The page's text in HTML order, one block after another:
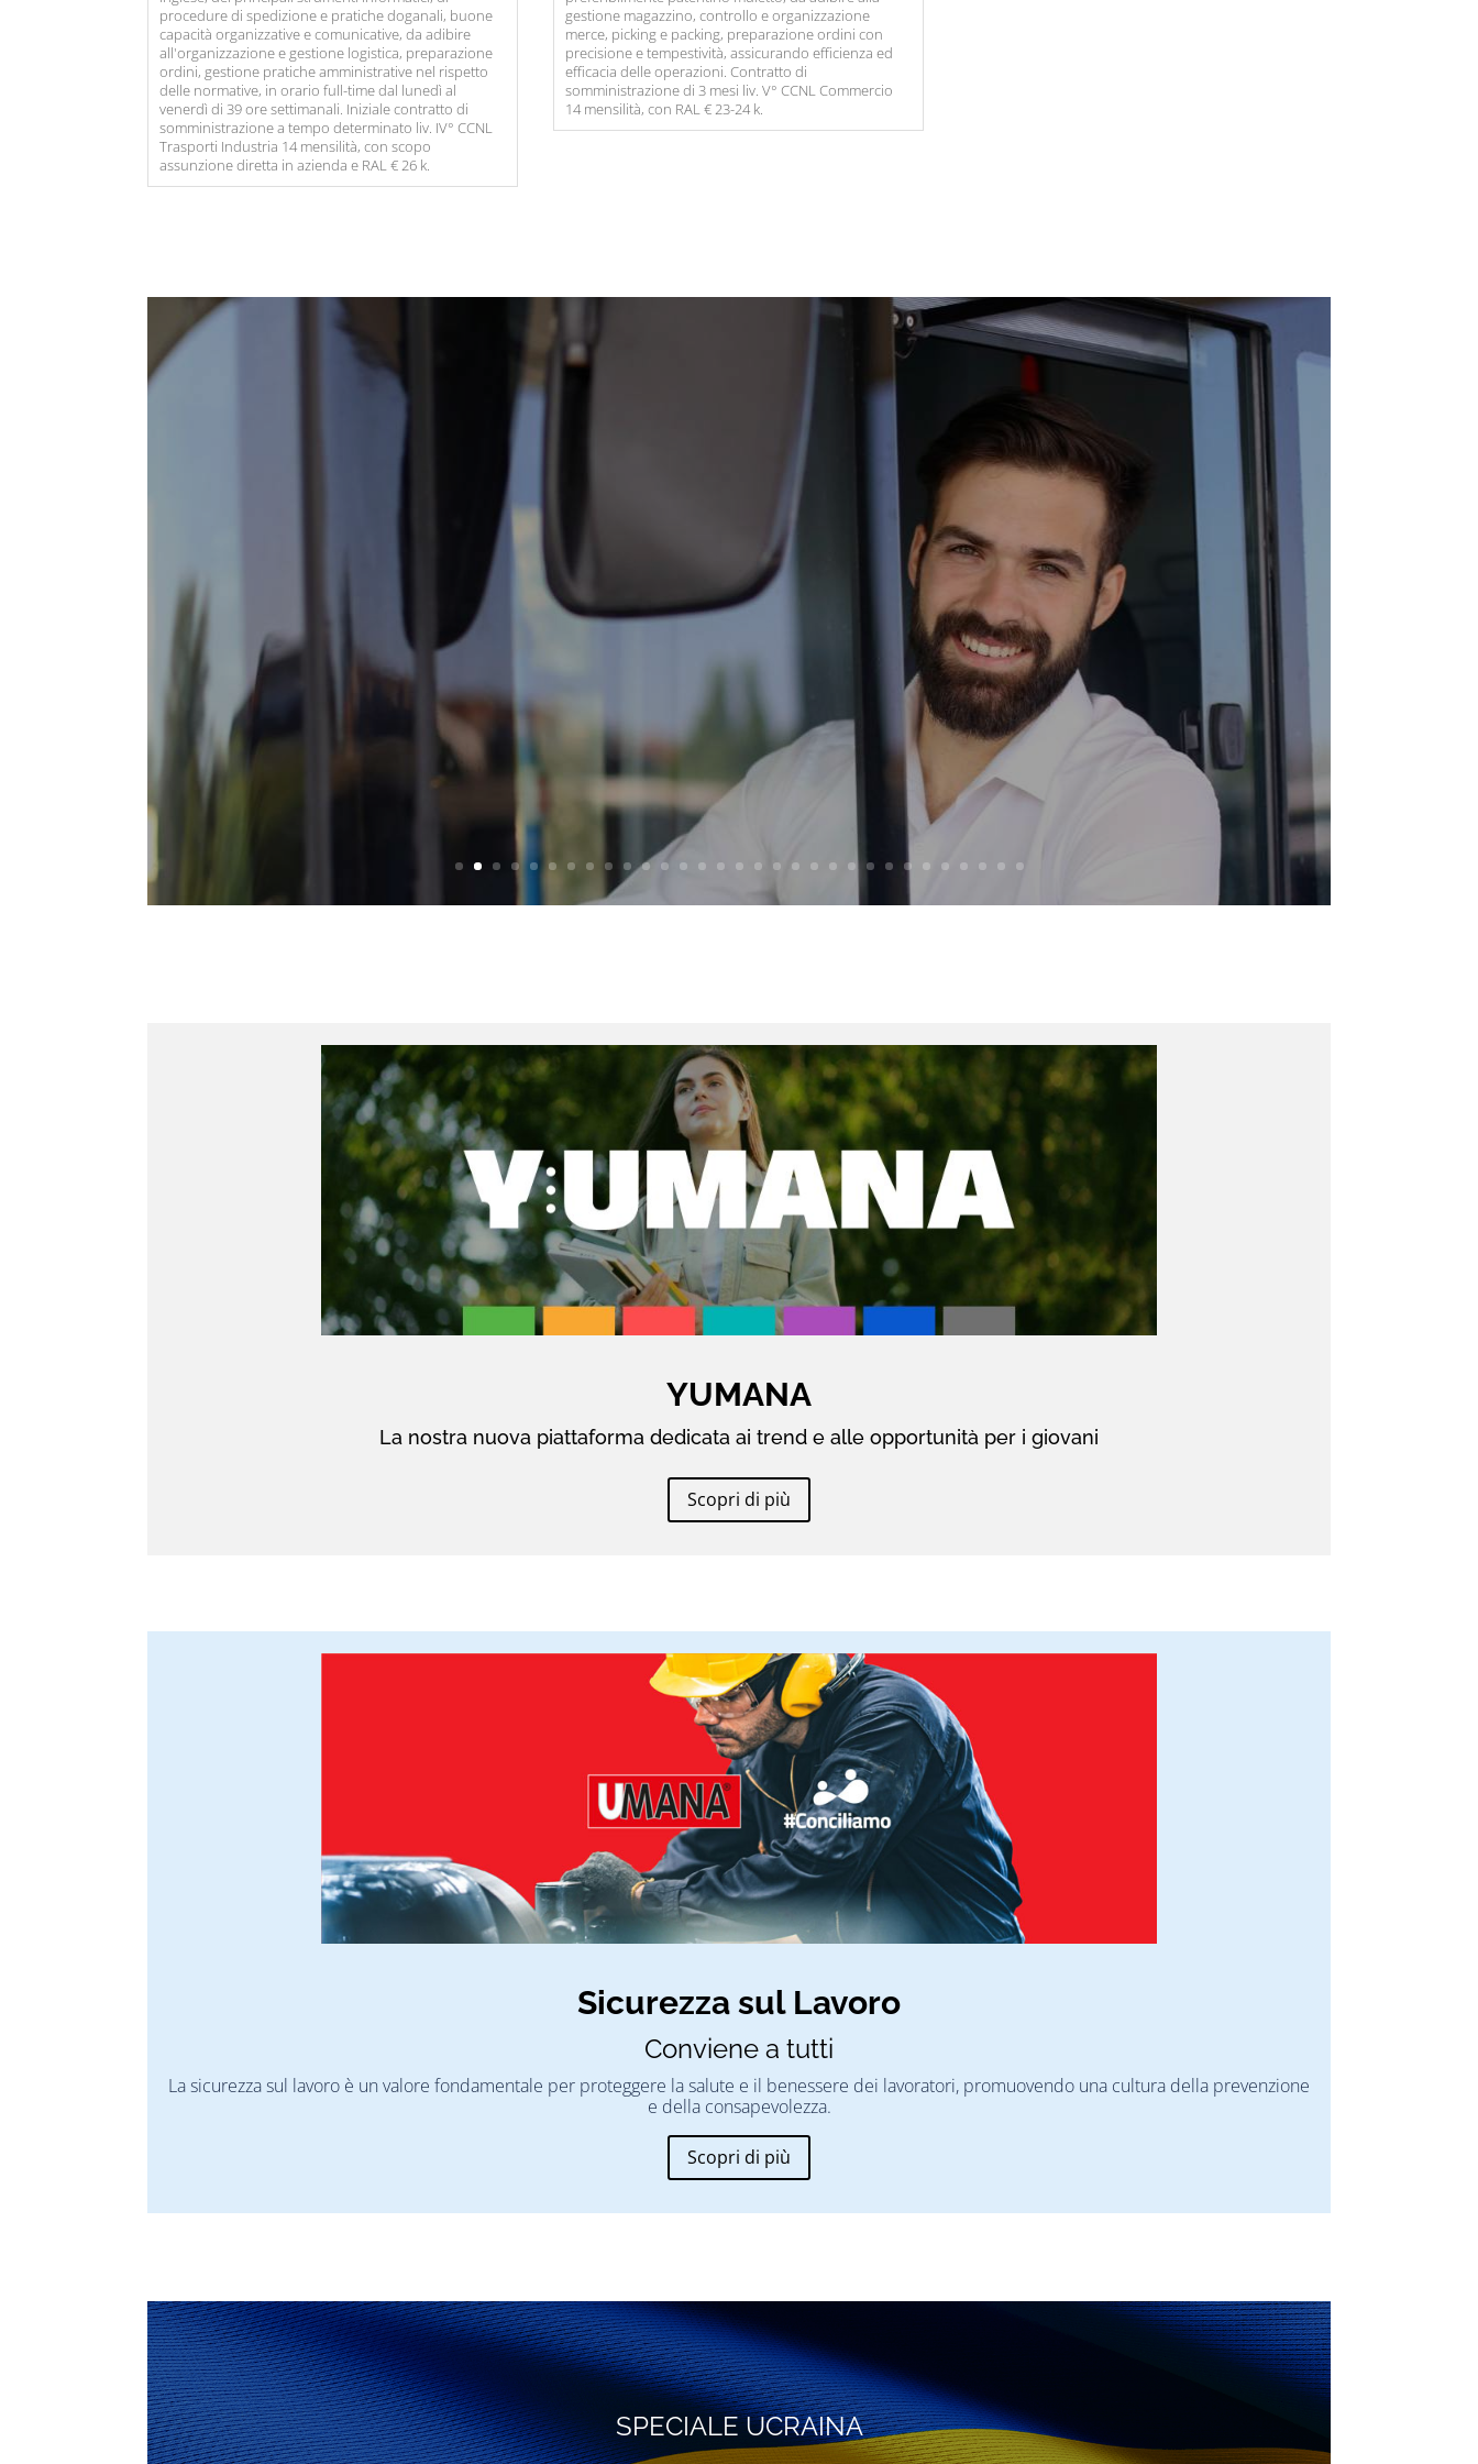
procedure di spedizione e pratiche doganali, buone
capacità organizzative e comunicative, da adibire
all'organizzazione e gestione logistica, preparazione
ordini, gestione pratiche amministrative nel rispetto
delle normative, in orario full-time dal lunedì al
venerdì di 39 ore settimanali. Iniziale contratto di
somministrazione a tempo determinato liv. IV° CCNL
Trasporti Industria 14 mensilità, con scopo
assunzione diretta in azienda e RAL € 26 k.
gestione magazzino, controllo e organizzazione
merce, picking e packing, preparazione ordini con
precisione e tempestività, assicurando efficienza ed
efficacia delle operazioni. Contratto di
somministrazione di 3 mesi liv. V° CCNL Commercio
14 mensilità, con RAL € 23-24 k.
Opportunità di lavoro
Conducente di linea patente D e CQC
Bologna
Scopri di più
YUMANA
La nostra nuova piattaforma dedicata ai trend e alle opportunità per i giovani
Scopri di più
Sicurezza sul Lavoro
Conviene a tutti
La sicurezza sul lavoro è un valore fondamentale per proteggere la salute e il benessere dei lavoratori, promuovendo una cultura della prevenzione
e della consapevolezza.
Scopri di più
SPECIALE UCRAINA